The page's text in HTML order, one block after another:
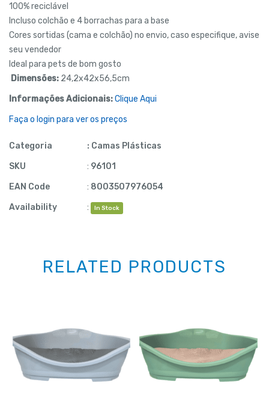
100% reciclável
Incluso colchão e 4 borrachas para a base
Cores sortidas (cama e colchão) no envio, caso especifique, avise
seu vendedor
Ideal para pets de bom gosto
Dimensões: 24,2x42x56,5cm
Informações Adicionais:Clique Aqui
Faça o login para ver os preços
Categoria : Camas Plásticas
SKU
: 96101
EAN Code
: 8003507976054
Availability
: In Stock
RELATED PRODUCTS